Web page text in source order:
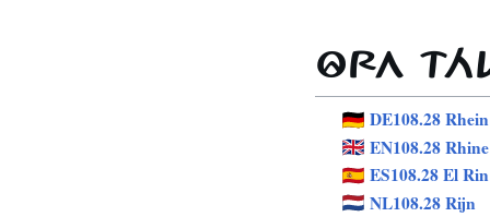
ÔRA
DE108.28 Rhein
EN108.28 Rhine
ES108.28 El Rin
NL108.28 Rijn